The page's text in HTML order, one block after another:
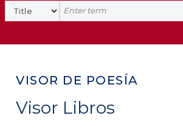
Search
VISOR DE POESÍA
Visor Libros